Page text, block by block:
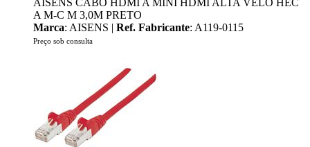
AISENS CABO HDMI A MINI HDMI ALTA VELO HEC
A M-C M 3,0M PRETO
Marca: AISENS | Ref. Fabricante: A119-0115
Preço sob consulta